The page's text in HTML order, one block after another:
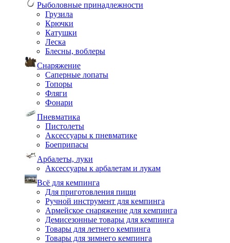
Рыболовные принадлежности
Грузила
Крючки
Катушки
Леска
Блесны, воблеры
Снаряжение
Саперные лопаты
Топоры
Фляги
Фонари
Пневматика
Пистолеты
Аксессуары к пневматике
Боеприпасы
Арбалеты, луки
Аксессуары к арбалетам и лукам
Всё для кемпинга
Для приготовления пищи
Ручной инструмент для кемпинга
Армейское снаряжение для кемпинга
Демисезонные товары для кемпинга
Товары для летнего кемпинга
Товары для зимнего кемпинга